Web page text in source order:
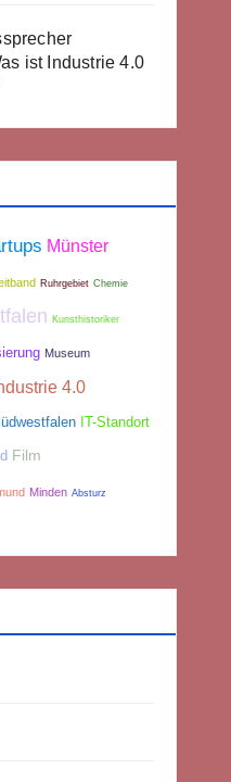
ist Industrie 4.0
Münster
Ruhrgebiet Chemie
Kunsthistoriker
Museum
4.0
IT-Standort
Film
Minden Absturz